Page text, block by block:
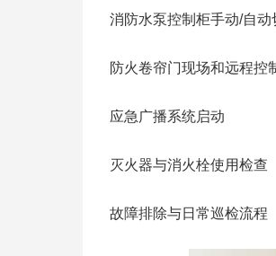
消防水泵控制柜手动/自动
防火卷帘门现场和远程控
应急广播系统启动
灭火器与消火栓使用检查
故障排除与日常巡检流程